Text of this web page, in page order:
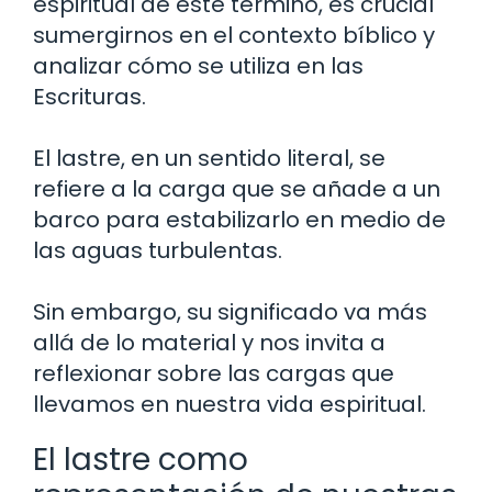
sumergirnos en el contexto bíblico y
analizar cómo se utiliza en las
Escrituras.
El lastre, en un sentido literal, se
refiere a la carga que se añade a un
barco para estabilizarlo en medio de
las aguas turbulentas.
Sin embargo, su significado va más
allá de lo material y nos invita a
reflexionar sobre las cargas que
llevamos en nuestra vida espiritual.
El lastre como